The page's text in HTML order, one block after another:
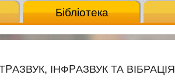
Бібліотека
ІНФPАЗВУК ТА ВІБРАЦІЯ